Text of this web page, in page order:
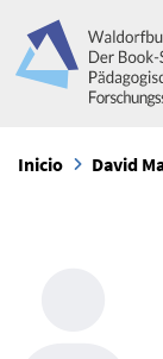
Inicio David